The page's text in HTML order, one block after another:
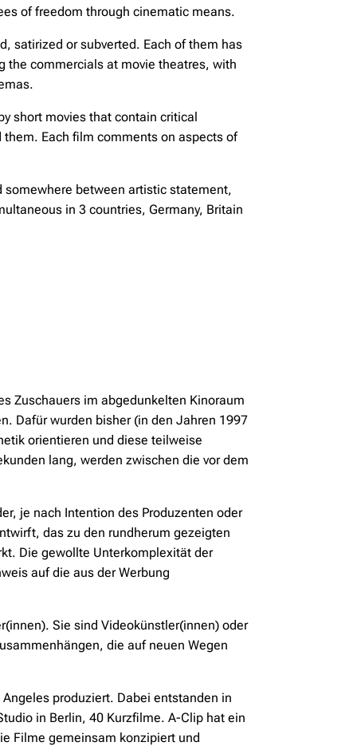
of freedom through cinematic means.
satirized or subverted. Each of them has
the commercials at movie theatres, with
short movies that contain critical
Each film comments on aspects of
between artistic statement,
in 3 countries, Germany, Britain
Zuschauers im abgedunkelten Kinoraum
Dafür wurden bisher (in den Jahren 1997
orientieren und diese teilweise
lang, werden zwischen die vor dem
je nach Intention des Produzenten oder
das zu den rundherum gezeigten
Die gewollte Unterkomplexität der
auf die aus der Werbung
Sie sind Videokünstler(innen) oder
die auf neuen Wegen
produziert. Dabei entstanden in
in Berlin, 40 Kurzfilme. A-Clip hat ein
Filme gemeinsam konzipiert und